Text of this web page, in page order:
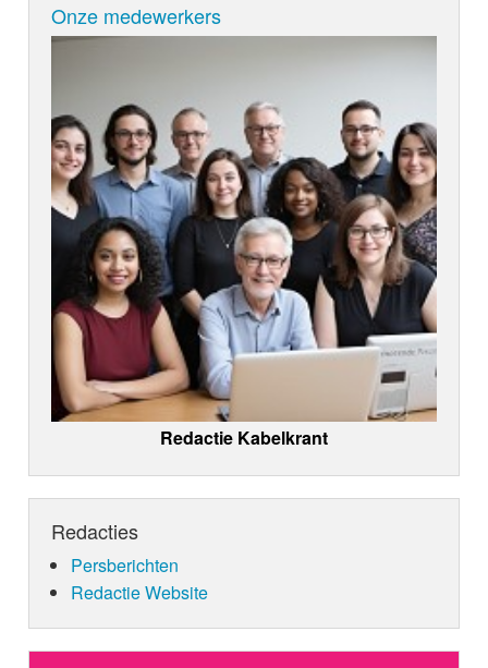
Onze medewerkers
Redactie Kabelkrant
Redacties
Persberichten
Redactie Website